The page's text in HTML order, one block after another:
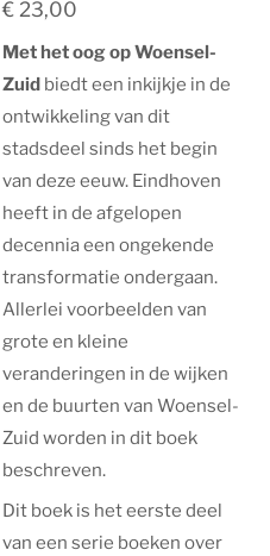
€ 23,00
Met het oog op Woensel-
Zuidbiedt een inkijkje in de
ontwikkeling van dit
stadsdeel sinds het begin
van deze eeuw. Eindhoven
heeft in de afgelopen
decennia een ongekende
transformatie ondergaan.
Allerlei voorbeelden van
grote en kleine
veranderingen in de wijken
en de buurten van Woensel-
Zuid worden in dit boek
beschreven.
Dit boek is het eerste deel
van een serie boeken over